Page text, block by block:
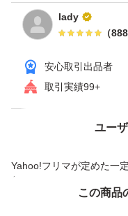
lady
（888
安心取引出品者
取引実績99+
ユー
Yahoo!フリマが定めた一
付与しています
価格の相談
この商品
この商品をみている人